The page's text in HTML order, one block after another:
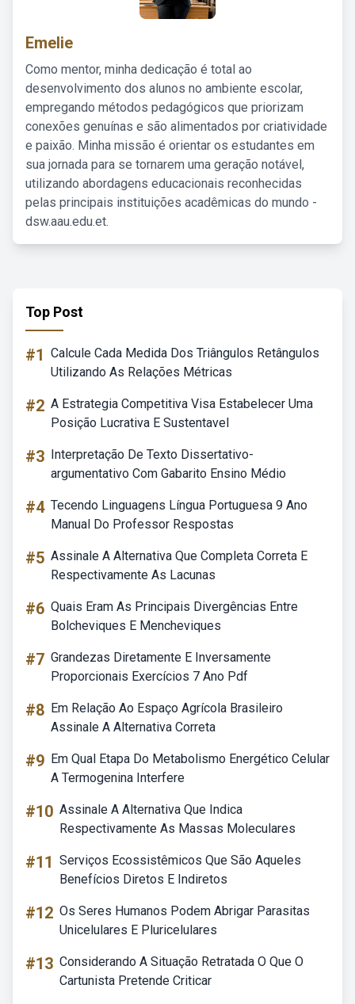
Emelie
Como mentor, minha dedicação é total ao
desenvolvimento dos alunos no ambiente escolar,
empregando métodos pedagógicos que priorizam
conexões genuínas e são alimentados por criatividade
e paixão. Minha missão é orientar os estudantes em
sua jornada para se tornarem uma geração notável,
utilizando abordagens educacionais reconhecidas
pelas principais instituições acadêmicas do mundo -
dsw.aau.edu.et.
Top Post
#1 Calcule Cada Medida Dos Triângulos Retângulos
Utilizando As Relações Métricas
#2 A Estrategia Competitiva Visa Estabelecer Uma
Posição Lucrativa E Sustentavel
#3 Interpretação De Texto Dissertativo-
argumentativo Com Gabarito Ensino Médio
#4 Tecendo Linguagens Língua Portuguesa 9 Ano
Manual Do Professor Respostas
#5 Assinale A Alternativa Que Completa Correta E
Respectivamente As Lacunas
#6 Quais Eram As Principais Divergências Entre
Bolcheviques E Mencheviques
#7 Grandezas Diretamente E Inversamente
Proporcionais Exercícios 7 Ano Pdf
#8 Em Relação Ao Espaço Agrícola Brasileiro
Assinale A Alternativa Correta
#9 Em Qual Etapa Do Metabolismo Energético Celular
A Termogenina Interfere
#10 Assinale A Alternativa Que Indica
Respectivamente As Massas Moleculares
#11 Serviços Ecossistêmicos Que São Aqueles
Benefícios Diretos E Indiretos
#12 Os Seres Humanos Podem Abrigar Parasitas
Unicelulares E Pluricelulares
#13 Considerando A Situação Retratada O Que O
Cartunista Pretende Criticar